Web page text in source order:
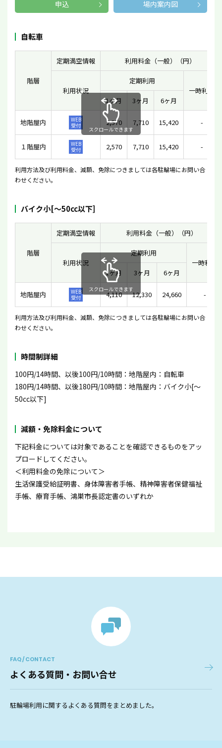
申込 場内案内図
自転車
階層
定期満空情報 利用料金（一般）（円）
利用状況
定期利用
一時利用
1ヶ月
3ヶ月 6ヶ月
地階屋内
WEB
受付
2,570 7,710 15,420 -
１階屋内
WEB
受付
2,570 7,710 15,420 -
スクロールできます
利用方法及び利用料金、減額、免除につきましては各駐輪場にお問い合
わせください。
バイク小[〜50cc以下]
階層
定期満空情報 利用料金（一般）（円）
利用状況
定期利用
一時利用
1ヶ月
3ヶ月 6ヶ月
地階屋内
WEB
受付
4,110 12,330 24,660 -
スクロールできます
利用方法及び利用料金、減額、免除につきましては各駐輪場にお問い合
わせください。
時間制詳細
100円/14時間、以後100円/10時間：地階屋内：自転車
180円/14時間、以後180円/10時間：地階屋内：バイク小[〜
50cc以下]
減額・免除料金について
下記料金については対象であることを確認できるものをアッ
プロードしてください。
＜利用料金の免除について＞
生活保護受給証明書、身体障害者手帳、精神障害者保健福祉
手帳、療育手帳、鴻巣市長認定書のいずれか
FAQ / CONTACT
よくある質問・お問い合せ
駐輪場利用に関するよくある質問をまとめました。